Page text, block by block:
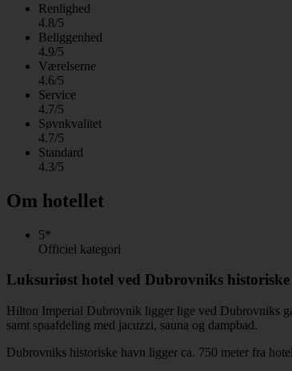
Renlighed
4.8/5
Beliggenhed
4.9/5
Værelserne
4.6/5
Service
4.7/5
Søvnkvalitet
4.7/5
Standard
4.3/5
Om hotellet
5*
Officiel kategori
Luksuriøst hotel ved Dubrovniks
Hilton Imperial Dubrovnik ligger lige ved Dubrovniks
samt spaafdeling med jacuzzi, sauna og dampbad.
Dubrovniks historiske havn ligger ca. 750 meter fra